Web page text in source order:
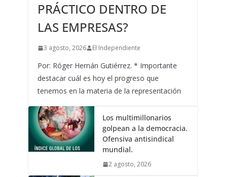
PRÁCTICO DENTRO DE
LAS EMPRESAS?
3 agosto, 2026 El Independiente
Por: Róger Hernán Gutiérrez. * Importante
destacar cuál es hoy el progreso que
tenemos en la materia de la representación
Los multimillonarios
golpean a la democracia.
Ofensiva antisindical
mundial.
2 agosto, 2026